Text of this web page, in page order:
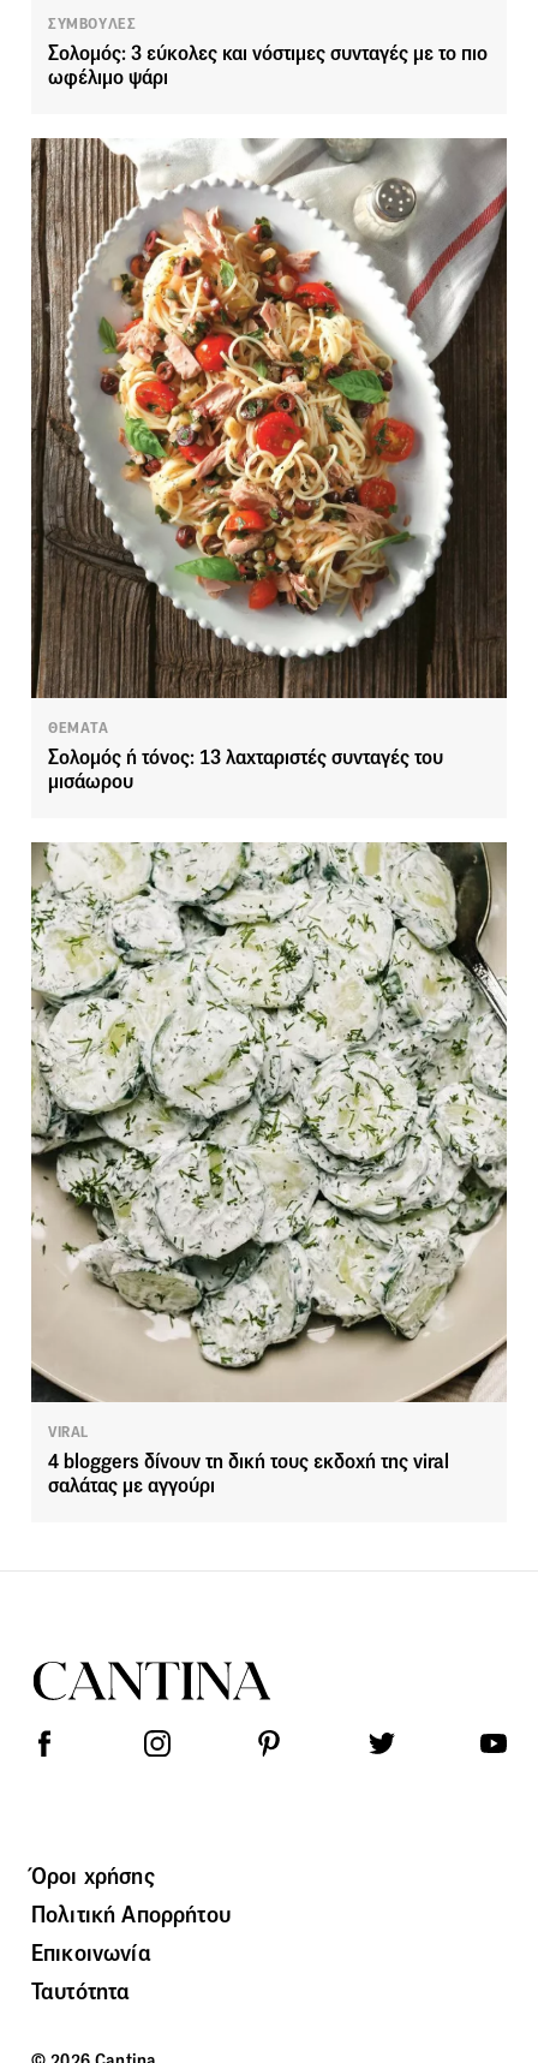
ΣΥΜΒΟΥΛΕΣ
Σολομός: 3 εύκολες και νόστιμες συνταγές με το πιο
ωφέλιμο ψάρι
ΘΕΜΑΤΑ
Σολομός ή τόνος: 13 λαχταριστές συνταγές του
μισάωρου
VIRAL
4 bloggers δίνουν τη δική τους εκδοχή της viral
σαλάτας με αγγούρι
Όροι χρήσης
Πολιτική Απορρήτου
Επικοινωνία
Ταυτότητα